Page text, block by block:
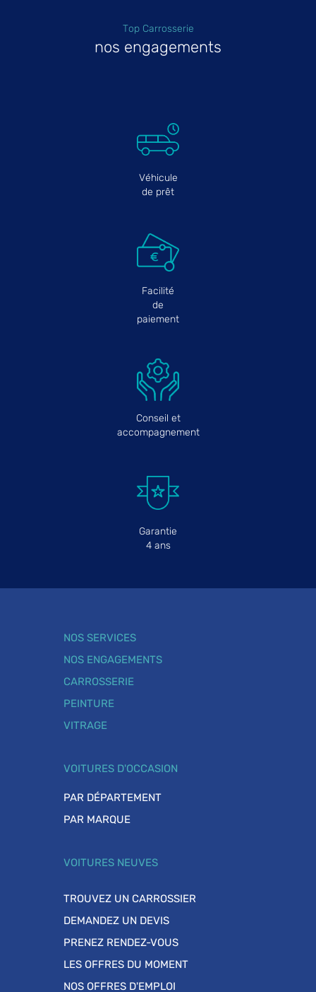
Top Carrosserie
nos engagements
Véhicule
de prêt
Facilité
de
paiement
Conseil et
accompagnement
Garantie
4 ans
NOS SERVICES
NOS ENGAGEMENTS
CARROSSERIE
PEINTURE
VITRAGE
VOITURES D'OCCASION
PAR DÉPARTEMENT
PAR MARQUE
VOITURES NEUVES
TROUVEZ UN CARROSSIER
DEMANDEZ UN DEVIS
PRENEZ RENDEZ-VOUS
LES OFFRES DU MOMENT
NOS OFFRES D'EMPLOI